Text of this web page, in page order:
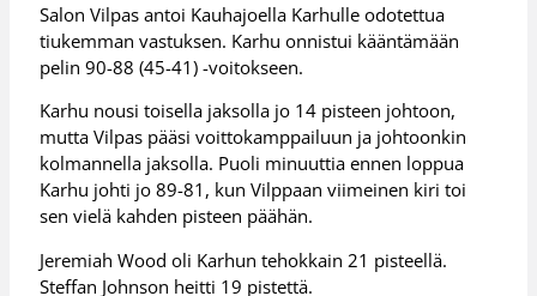
Salon Vilpas antoi Kauhajoella Karhulle odotettua
tiukemman vastuksen. Karhu onnistui kääntämään
pelin 90-88 (45-41) -voitokseen.
Karhu nousi toisella jaksolla jo 14 pisteen johtoon,
mutta Vilpas pääsi voittokamppailuun ja johtoonkin
kolmannella jaksolla. Puoli minuuttia ennen loppua
Karhu johti jo 89-81, kun Vilppaan viimeinen kiri toi
sen vielä kahden pisteen päähän.
Jeremiah Wood oli Karhun tehokkain 21 pisteellä.
Steffan Johnson heitti 19 pistettä.